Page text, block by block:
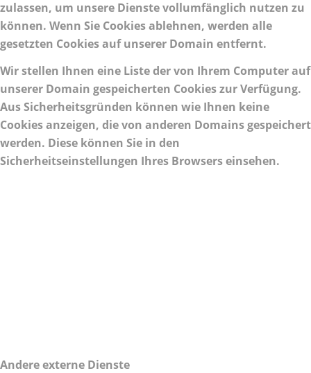
zulassen, um unsere Dienste vollumfänglich nutzen zu
können. Wenn Sie Cookies ablehnen, werden alle
gesetzten Cookies auf unserer Domain entfernt.
Wir stellen Ihnen eine Liste der von Ihrem Computer auf
unserer Domain gespeicherten Cookies zur Verfügung.
Aus Sicherheitsgründen können wie Ihnen keine
Cookies anzeigen, die von anderen Domains gespeichert
werden. Diese können Sie in den
Sicherheitseinstellungen Ihres Browsers einsehen.
Andere externe Dienste